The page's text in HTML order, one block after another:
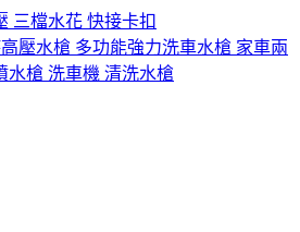
三檔水花 快接卡扣
壓水槍 多功能強力洗車水槍 家車兩
水槍 洗車機 清洗水槍